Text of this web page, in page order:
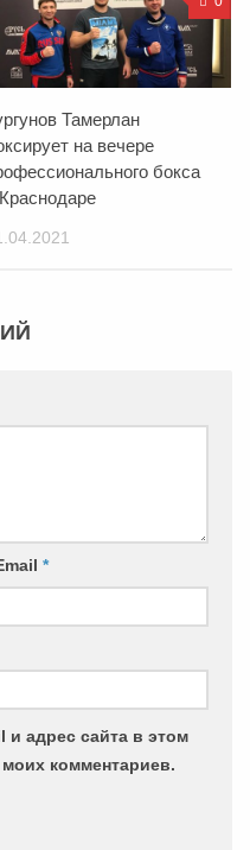
Тамерлан
на вечере
бокса
*
и адрес сайта в этом
комментариев.